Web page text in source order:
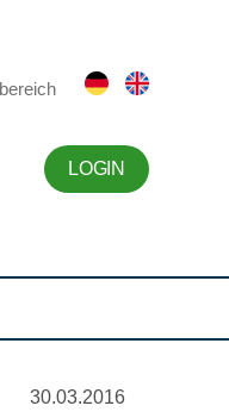
LOGIN
30.03.2016